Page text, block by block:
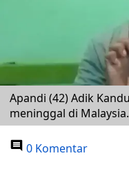
Apandi (42) Adik
meninggal di Malaysia.
0 Komentar